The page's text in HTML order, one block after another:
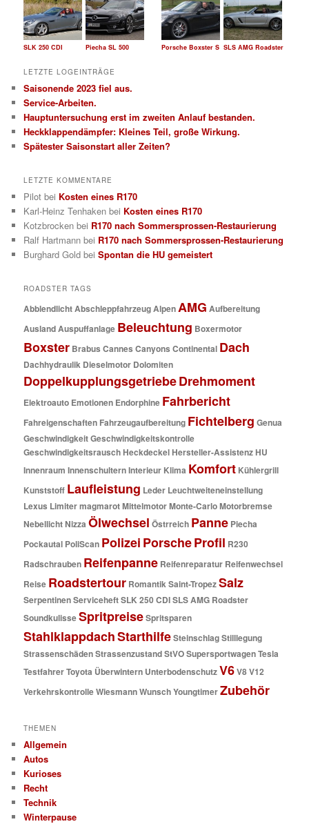
SLK 250 CDI SLS AMG Roadster
Piecha SL 500 Porsche Boxster S
LETZTE LOGEINTRÄGE
Saisonende 2023 fiel aus.
Service-Arbeiten.
Hauptuntersuchung erst im zweiten Anlauf bestanden.
Heckklappendämpfer: Kleines Teil, große Wirkung.
Spätester Saisonstart aller Zeiten?
LETZTE KOMMENTARE
Pilot bei Kosten eines R170
Karl-Heinz Tenhaken bei Kosten eines R170
Kotzbrocken bei R170 nach Sommersprossen-Restaurierung
Ralf Hartmann bei R170 nach Sommersprossen-Restaurierung
Burghard Gold beiSpontan die HU gemeistert
ROADSTER TAGS
AbblendlichtAbschleppfahrzeugAlpenAMG Aufbereitung
AuslandAuspuffanlage Beleuchtung Boxermotor
Boxster Brabus Cannes Canyons Continental Dach
Dachhydraulik Dieselmotor Dolomiten
DoppelkupplungsgetriebeDrehmoment
Elektroauto Emotionen Endorphine Fahrbericht
Fahreigenschaften Fahrzeugaufbereitung Fichtelberg Genua
GeschwindigkeitGeschwindigkeitskontrolle
GeschwindigkeitsrauschHeckdeckelHersteller-AssistenzHU
Innenraum InnenschulternInterieur Klima Komfort Kühlergrill
Kunststoff Laufleistung Leder Leuchtweiteneinstellung
Lexus LimitermagmarotMittelmotorMonte-CarloMotorbremse
NebellichtNizza Ölwechsel Östrreich Panne Piecha
Pockautal PoliScan PolizeiPorscheProfil R230
Radschrauben Reifenpanne Reifenreparatur Reifenwechsel
Reise Roadstertour RomantikSaint-TropezSalz
SerpentinenServiceheftSLK 250 CDISLS AMG Roadster
SoundkulisseSpritpreiseSpritsparen
StahlklappdachStarthilfeSteinschlagStilllegung
StrassenschädenStrassenzustandStVOSupersportwagenTesla
TestfahrerToyota Überwintern UnterbodenschutzV6V8V12
VerkehrskontrolleWiesmannWunschYoungtimerZubehör
THEMEN
Allgemein
Autos
Kurioses
Recht
Technik
Winterpause